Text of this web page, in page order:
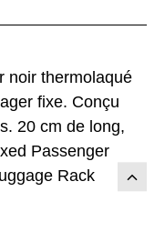
noir thermolaqué
fixe. Conçu
20 cm de long,
Passenger
Rack